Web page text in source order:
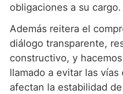
obligaciones a su cargo.
Además reitera el
diálogo transparente,
constructivo, y
llamado a evitar las
afectan la estabilidad